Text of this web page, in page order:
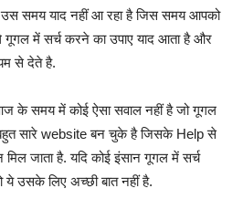
समय याद नहीं आ रहा है जिस समय आपको
में सर्च करने का उपाए याद आता है और
से देते है.
के समय में कोई ऐसा सवाल नहीं है जो गूगल
सारे website बन चुके है जिसके Help से
जाता है. यदि कोई इंसान गूगल में सर्च
ये उसके लिए अच्छी बात नहीं है.